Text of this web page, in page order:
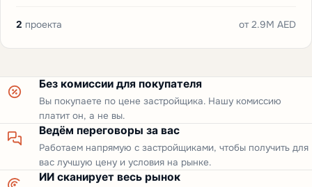
2 проекта от2.9M AED
Без комиссии для покупателя
Вы покупаете по цене застройщика. Нашу комиссию
платит он, а не вы.
Ведём переговоры за вас
Работаем напрямую с застройщиками, чтобы получить для
вас лучшую цену и условия на рынке.
ИИ сканирует весь рынок